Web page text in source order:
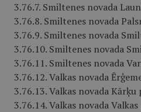
3.76.7. Smiltenes novada
3.76.8. Smiltenes novada
3.76.9. Smiltenes novada
3.76.10. Smiltenes novada
3.76.11. Smiltenes novada
3.76.12. Valkas novada
3.76.13. Valkas novada Kārķu
3.76.14. Valkas novada